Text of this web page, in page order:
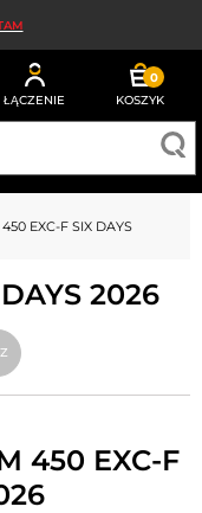
ŁĄCZENIE
0
KOSZYK
DLA MĘŻCZYZN
DAMSKIE
MOTOCYKLOWA
I NARZĘDZIA
EXC-F SIX DAYS
2026
450 EXC-F